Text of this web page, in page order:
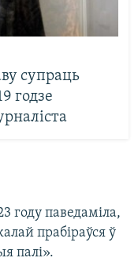
супраць
годзе
году паведаміла,
прабіраўся ў
палі».